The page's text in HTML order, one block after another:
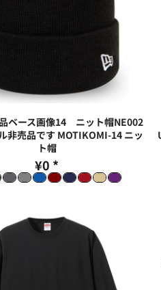
ベース画像14 ニット帽NE002
非売品です MOTIKOMI-14 ニッ
ト帽
¥0 *